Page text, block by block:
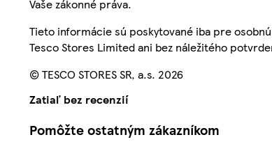
Vaše zákonné práva.
Tieto informácie sú poskytované iba pre
Tesco Stores Limited ani bez náležitého
© TESCO STORES SR, a.s. 2026
Zatiaľ bez recenzií
Pomôžte ostatným zákazníkom